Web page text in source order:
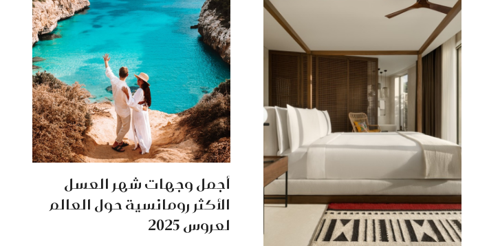
أجمل وجهات شهر العسل
الأكثر رومانسية حول العالم
لعروس 2025